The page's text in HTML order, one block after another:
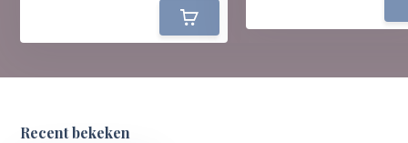
Recent bekeken